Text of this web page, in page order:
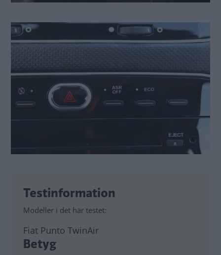
Testinformation
Modeller i det här testet:
Fiat Punto TwinAir
Betyg